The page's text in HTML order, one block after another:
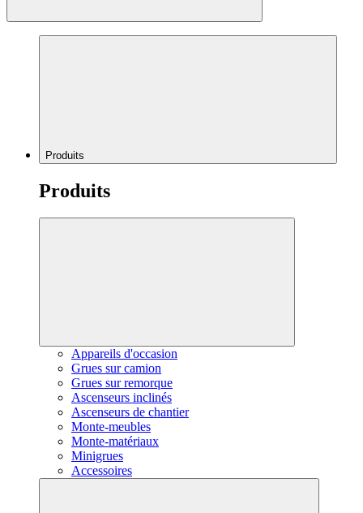
Produits
Produits
Appareils d'occasion
Grues sur camion
Grues sur remorque
Ascenseurs inclinés
Ascenseurs de chantier
Monte-meubles
Monte-matériaux
Minigrues
Accessoires